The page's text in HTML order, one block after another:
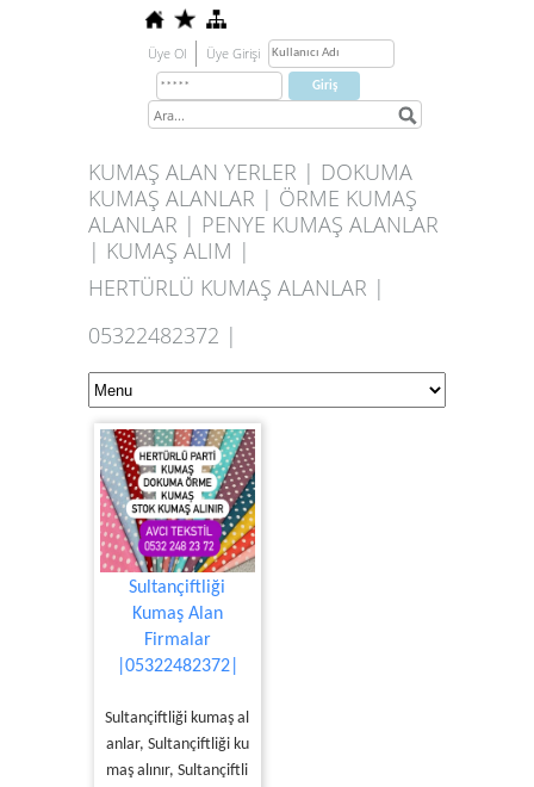
Üye Ol Üye Girişi
KUMAŞ ALAN YERLER | DOKUMA
KUMAŞ ALANLAR | ÖRME KUMAŞ
ALANLAR | PENYE KUMAŞ ALANLAR
| KUMAŞ ALIM |
HERTÜRLÜ KUMAŞ ALANLAR |
05322482372 |
Sultançiftliği
Kumaş Alan
Firmalar
|05322482372|
Sultançiftliği kumaş al
anlar, Sultançiftliği ku
maş alınır, Sultançiftli